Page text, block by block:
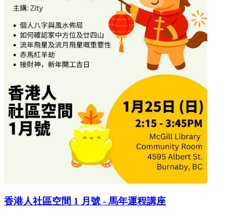
香港人社區空間 1 月號 - 馬年運程講座